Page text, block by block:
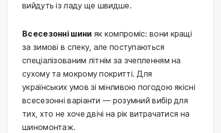
вийдуть із ладу ще швидше.
Всесезонні шини як компроміс: вони кращі
за зимові в спеку, але поступаються
спеціалізованим літнім за зчепленням на
сухому та мокрому покритті. Для
українських умов зі мінливою погодою якісні
всесезонні варіанти — розумний вибір для
тих, хто не хоче двічі на рік витрачатися на
шиномонтаж.